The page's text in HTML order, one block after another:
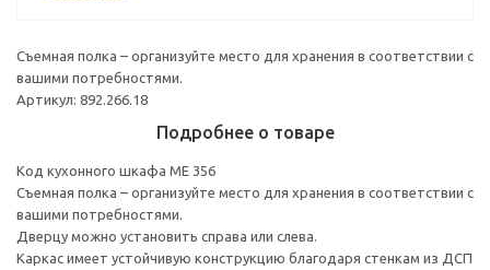
Съемная полка – организуйте место для хранения в соответствии с
вашими потребностями.
Артикул: 892.266.18
Подробнее о товаре
Код кухонного шкафа ME 356
Съемная полка – организуйте место для хранения в соответствии с
вашими потребностями.
Дверцу можно установить справа или слева.
Каркас имеет устойчивую конструкцию благодаря стенкам из ДСП